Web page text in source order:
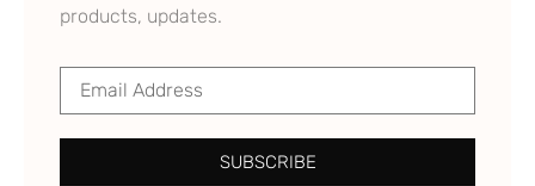
products, updates.
SUBSCRIBE